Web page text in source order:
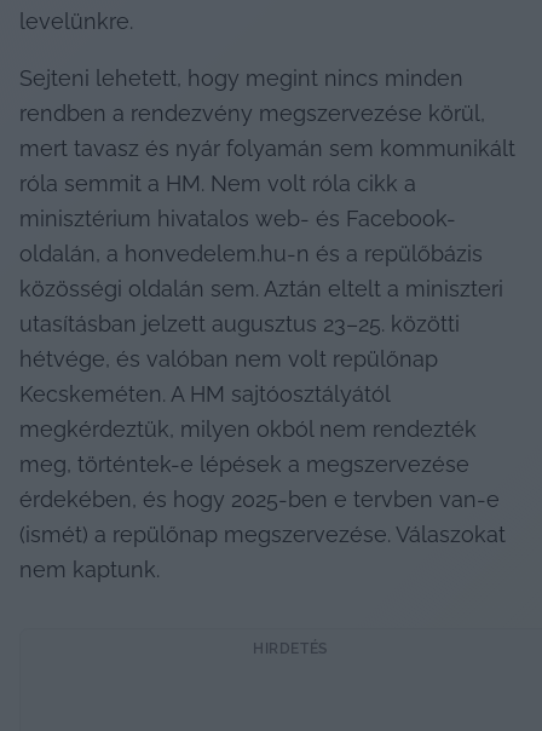
levelünkre.
Sejteni lehetett, hogy megint nincs minden
rendben a rendezvény megszervezése körül,
mert tavasz és nyár folyamán sem kommunikált
róla semmit a HM. Nem volt róla cikk a
minisztérium hivatalos web- és Facebook-
oldalán, a honvedelem.hu-n és a repülőbázis
közösségi oldalán sem. Aztán eltelt a miniszteri
utasításban jelzett augusztus 23–25. közötti
hétvége, és valóban nem volt repülőnap
Kecskeméten. A HM sajtóosztályától
megkérdeztük, milyen okból nem rendezték
meg, történtek-e lépések a megszervezése
érdekében, és hogy 2025-ben e tervben van-e
(ismét) a repülőnap megszervezése. Válaszokat
nem kaptunk.
HIRDETÉS